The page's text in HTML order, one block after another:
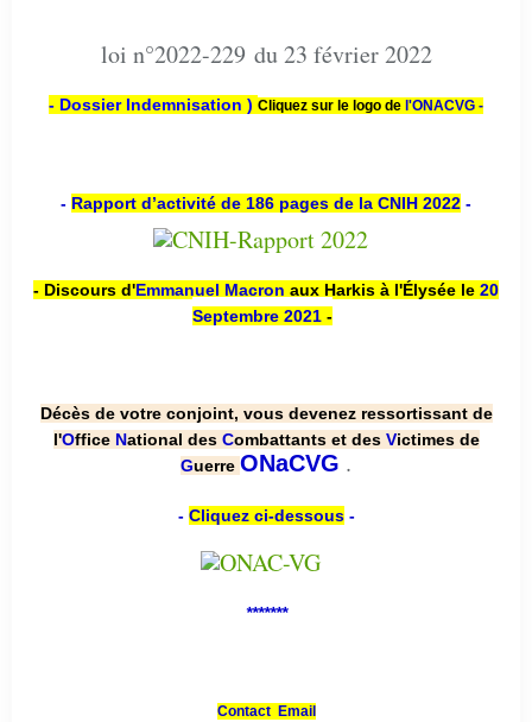
loi n°2022-229 du 23 février 2022
- Dossier Indemnisation ) Cliquez sur le logo de l'ONACVG -
- Rapport d’activité de 186 pages de la CNIH 2022 -
- Discours d'Emmanuel Macron aux Harkis à l'Élysée le 20
Septembre 2021 -
Décès de votre conjoint, vous devenez ressortissant de
l'Office National des Combattants et des Victimes de
Guerre ONaCVG .
- Cliquez ci-dessous-
*******
Contact Email